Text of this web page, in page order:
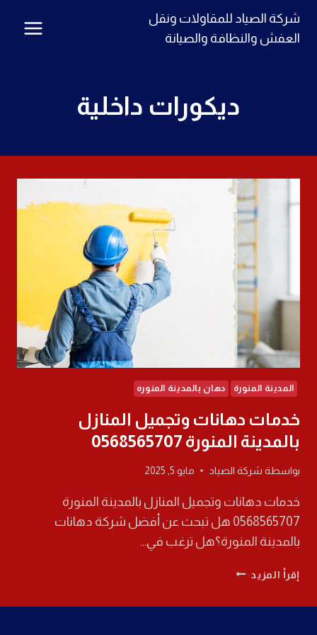
التجاوز
شركة الصياد للمقاولات ونقل
العفش والنظافة والصيانة
ديكورات داخلية
المدينة المنورة دهان بالمدينة المنوره
خدمات دهانات وتجميل المنازل
بالمدينة المنورة 0568565707
بواسطة شركة الصياد مايو 5, 2025
خدمات دهانات وتجميل المنازل بالمدينة المنورة
0568565707 هل تبحث عن أفضل شركة دهانات
بالمدينة المنورة؟هل ترغب في…
إقرأ المزيد خدمات